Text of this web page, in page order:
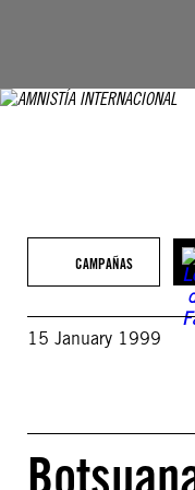
CAMPAÑAS
15 January 1999